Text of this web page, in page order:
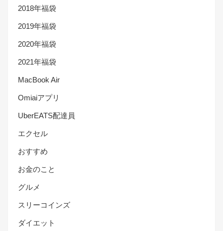
2018年福袋
2019年福袋
2020年福袋
2021年福袋
MacBook Air
Omiaiアプリ
UberEATS配達員
エクセル
おすすめ
お金のこと
グルメ
スリーコインズ
ダイエット